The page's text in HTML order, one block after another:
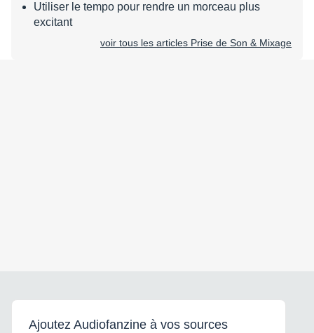
Utiliser le tempo pour rendre un morceau plus
excitant
voir tous les articles Prise de Son & Mixage
Ajoutez Audiofanzine à vos sources